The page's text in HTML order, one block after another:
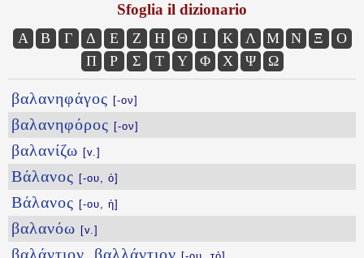
Sfoglia il dizionario
Α Β Γ Δ Ε Ζ Η Θ Ι Κ Λ Μ Ν Ξ
Ο
Π
Ρ Σ Τ Υ Φ Χ Ψ Ω
βαλανηφάγος [-ον]
βαλανηφόρος [-ον]
βαλανίζω [v.]
Βάλανος [-ου, ὁ]
Βάλανος [-ου, ἡ]
βαλανόω [v.]
βαλάντιον, βαλλάντιον